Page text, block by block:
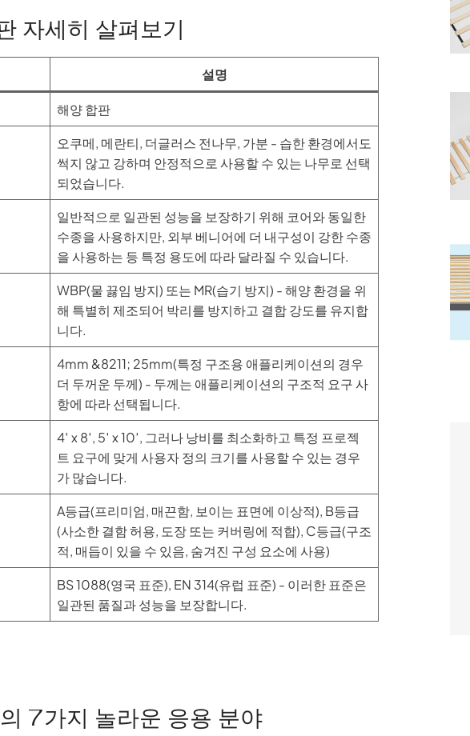
자세히 살펴보기
설명
해양 합판
오쿠메, 메란티, 더글러스 전나무, 가분 - 습한 환경에서도
썩지 않고 강하며 안정적으로 사용할 수 있는 나무로 선택
되었습니다.
일반적으로 일관된 성능을 보장하기 위해 코어와 동일한
수종을 사용하지만, 외부 베니어에 더 내구성이 강한 수종
을 사용하는 등 특정 용도에 따라 달라질 수 있습니다.
WBP(물 끓임 방지) 또는 MR(습기 방지) - 해양 환경을 위
해 특별히 제조되어 박리를 방지하고 결합 강도를 유지합
니다.
4mm &8211; 25mm(특정 구조용 애플리케이션의 경우
더 두꺼운 두께) - 두께는 애플리케이션의 구조적 요구 사
항에 따라 선택됩니다.
4′ x 8′, 5′ x 10′, 그러나 낭비를 최소화하고 특정 프로젝
트 요구에 맞게 사용자 정의 크기를 사용할 수 있는 경우
가 많습니다.
A등급(프리미엄, 매끈함, 보이는 표면에 이상적), B등급
(사소한 결함 허용, 도장 또는 커버링에 적합), C등급(구조
적, 매듭이 있을 수 있음, 숨겨진 구성 요소에 사용)
BS 1088(영국 표준), EN 314(유럽 표준) - 이러한 표준은
일관된 품질과 성능을 보장합니다.
7가지 놀라운 응용 분야